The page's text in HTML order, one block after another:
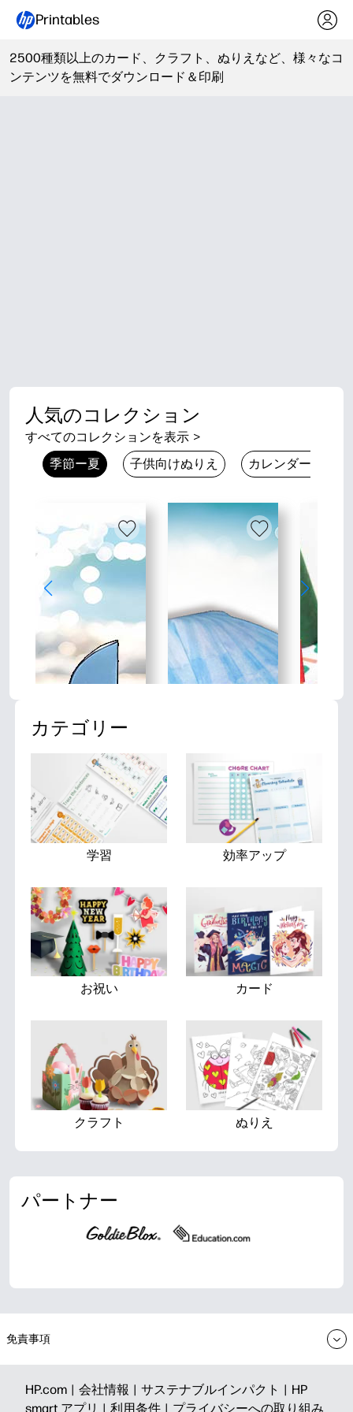
Printables
2500種類以上のカード、クラフト、ぬりえなど、様々なコ
ンテンツを無料でダウンロード＆印刷
人気のコレクション
すべてのコレクションを表示 >
季節ー夏
子供向けぬりえ カレンダーとプラ
カテゴリー
学習 効率アップ
お祝い カード
クラフト ぬりえ
パートナー
免責事項
HP.com | 会社情報 | サステナブルインパクト | HP
smart アプリ | 利用条件 | プライバシーへの取り組み